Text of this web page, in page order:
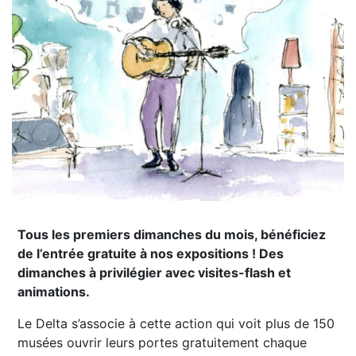
Tous les premiers dimanches du mois, bénéficiez
de l’entrée gratuite à nos expositions ! Des
dimanches à privilégier avec visites-flash et
animations.
Le Delta s’associe à cette action qui voit plus de 150
musées ouvrir leurs portes gratuitement chaque